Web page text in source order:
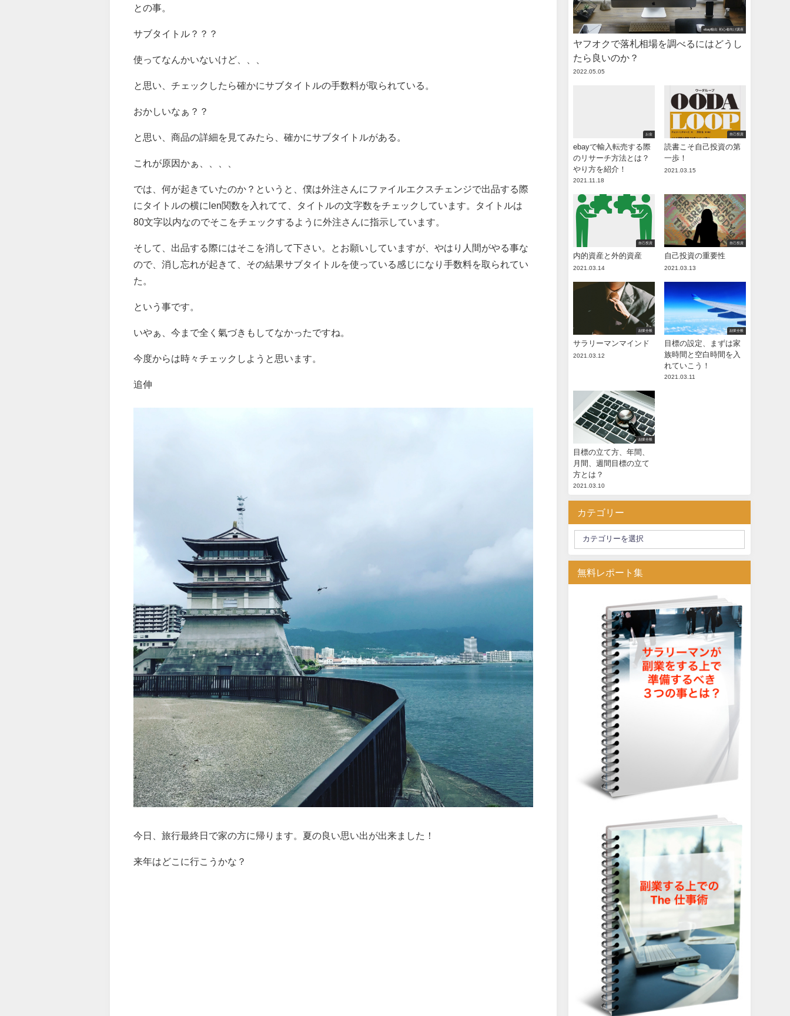
との事。
サブタイトル？？？
使ってなんかいないけど、、、
と思い、チェックしたら確かにサブタイトルの手数料が取られている。
おかしいなぁ？？
と思い、商品の詳細を見てみたら、確かにサブタイトルがある。
これが原因かぁ、、、、
では、何が起きていたのか？というと、僕は外注さんにファイルエクスチェンジで出品する際
にタイトルの横にlen関数を入れてて、タイトルの文字数をチェックしています。タイトルは
80文字以内なのでそこをチェックするように外注さんに指示しています。
そして、出品する際にはそこを消して下さい。とお願いしていますが、やはり人間がやる事な
ので、消し忘れが起きて、その結果サブタイトルを使っている感じになり手数料を取られてい
た。
という事です。
いやぁ、今まで全く氣づきもしてなかったですね。
今度からは時々チェックしようと思います。
追伸
今日、旅行最終日で家の方に帰ります。夏の良い思い出が出来ました！
来年はどこに行こうかな？
ebay輸出 初心者向け講座
ヤフオクで落札相場を調べるにはどうし
たら良いのか？
2022.05.05
お金
ebayで輸入転売する際
のリサーチ方法とは？
やり方を紹介！
2021.11.18
自己投資
読書こそ自己投資の第
一歩！
2021.03.15
自己投資
内的資産と外的資産
2021.03.14
自己投資
自己投資の重要性
2021.03.13
副業全般
サラリーマンマインド
2021.03.12
副業全般
目標の設定、まずは家
族時間と空白時間を入
れていこう！
2021.03.11
副業全般
目標の立て方、年間、
月間、週間目標の立て
方とは？
2021.03.10
カテゴリー
無料レポート集